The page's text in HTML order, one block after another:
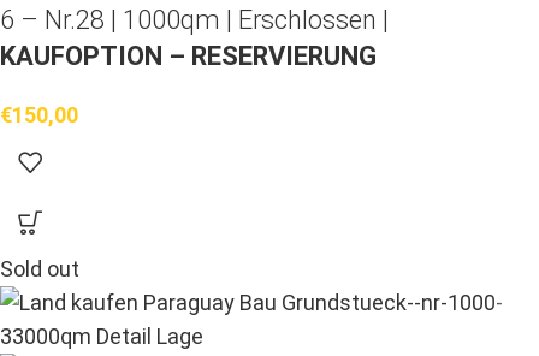
6 – Nr.28 | 1000qm | Erschlossen |
KAUFOPTION – RESERVIERUNG
€150,00
Sold out